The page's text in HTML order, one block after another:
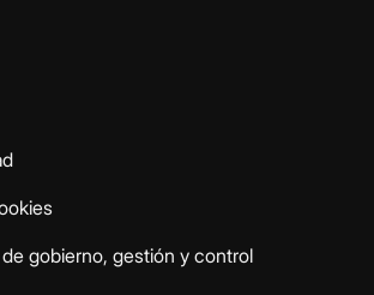
gobierno, gestión y control